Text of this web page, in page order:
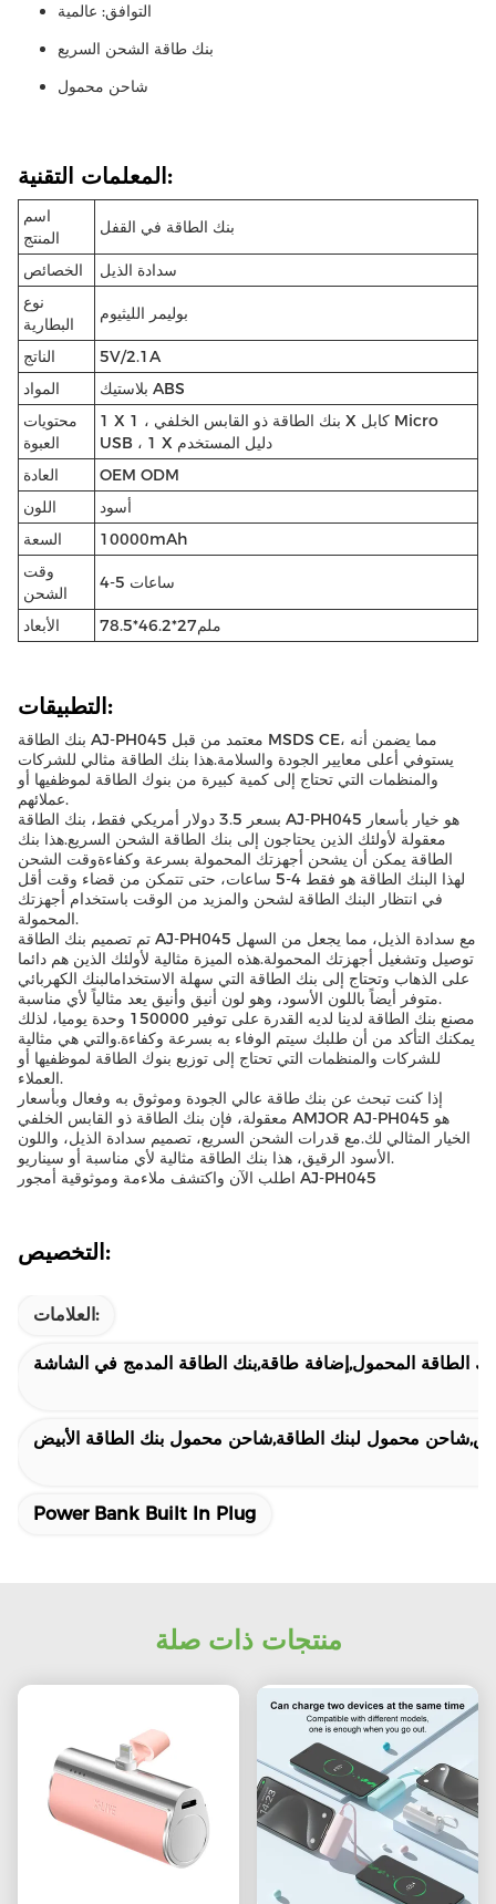
التوافق: عالمية
بنك طاقة الشحن السريع
شاحن محمول
المعلمات التقنية:
اسم
المنتج
بنك الطاقة في القفل
الخصائص
سدادة الذيل
نوع
البطارية
بوليمر الليثيوم
الناتج
5V/2.1A
المواد
بلاستيك ABS
محتويات
العبوة
1 X بنك الطاقة ذو القابس الخلفي ، 1 X كابل Micro
USB ، 1 X دليل المستخدم
العادة
OEM ODM
اللون
أسود
السعة
10000mAh
وقت
الشحن
4-5 ساعات
الأبعاد 78.5*46.2*27ملم
التطبيقات:
بنك الطاقة AJ-PH045 معتمد من قبل MSDS CE، مما يضمن أنه
يستوفي أعلى معايير الجودة والسلامة.هذا بنك الطاقة مثالي للشركات
والمنظمات التي تحتاج إلى كمية كبيرة من بنوك الطاقة لموظفيها أو
عملائهم.
بسعر 3.5 دولار أمريكي فقط، بنك الطاقة AJ-PH045 هو خيار بأسعار
معقولة لأولئك الذين يحتاجون إلى بنك الطاقة الشحن السريع.هذا بنك
الطاقة يمكن أن يشحن أجهزتك المحمولة بسرعة وكفاءةوقت الشحن
لهذا البنك الطاقة هو فقط 4-5 ساعات، حتى تتمكن من قضاء وقت أقل
في انتظار البنك الطاقة لشحن والمزيد من الوقت باستخدام أجهزتك
المحمولة.
تم تصميم بنك الطاقة AJ-PH045 مع سدادة الذيل، مما يجعل من السهل
توصيل وتشغيل أجهزتك المحمولة.هذه الميزة مثالية لأولئك الذين هم دائما
على الذهاب وتحتاج إلى بنك الطاقة التي سهلة الاستخدامالبنك الكهربائي
متوفر أيضاً باللون الأسود، وهو لون أنيق وأنيق يعد مثالياً لأي مناسبة.
مصنع بنك الطاقة لدينا لديه القدرة على توفير 150000 وحدة يوميا، لذلك
يمكنك التأكد من أن طلبك سيتم الوفاء به بسرعة وكفاءة.والتي هي مثالية
للشركات والمنظمات التي تحتاج إلى توزيع بنوك الطاقة لموظفيها أو
العملاء.
إذا كنت تبحث عن بنك طاقة عالي الجودة وموثوق به وفعال وبأسعار
معقولة، فإن بنك الطاقة ذو القابس الخلفي AMJOR AJ-PH045 هو
الخيار المثالي لك.مع قدرات الشحن السريع، تصميم سدادة الذيل، واللون
الأسود الرقيق، هذا بنك الطاقة مثالية لأي مناسبة أو سيناريو.
اطلب الآن واكتشف ملاءمة وموثوقية أمجور AJ-PH045
التخصيص:
العلامات:
الطاقة المحمول,إضافة طاقة,بنك الطاقة المدمج في الشاشة
محمول لبنك الطاقة,شاحن محمول بنك الطاقة الأبيض
Power Bank Built In Plug
منتجات ذات صلة